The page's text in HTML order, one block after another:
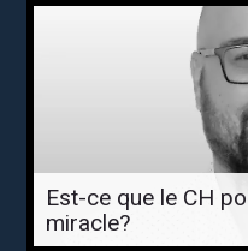
Est-ce que le CH
miracle?